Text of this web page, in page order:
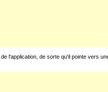
l'application, de sorte qu'il pointe vers